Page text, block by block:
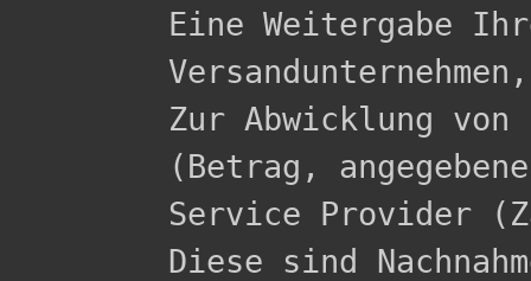
Eine Weitergabe
Zur Abwicklung von
(Betrag,
Service Provider
Diese sind